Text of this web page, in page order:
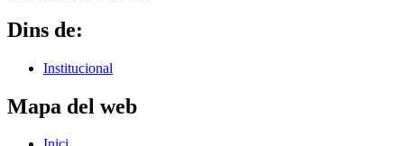
Dins de:
Institucional
Mapa del web